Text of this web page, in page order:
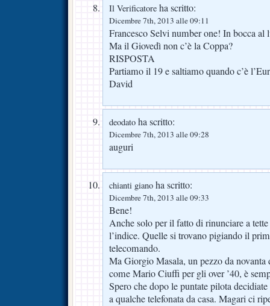
Il Verificatore ha scritto:
Dicembre 7th, 2013 alle 09:11
Francesco Selvi number one! In bocca al
Ma il Giovedì non c’è la Coppa?
RISPOSTA
Partiamo il 19 e saltiamo quando c’è
David
deodato ha scritto:
Dicembre 7th, 2013 alle 09:28
auguri
chianti giano ha scritto:
Dicembre 7th, 2013 alle 09:33
Bene!
Anche solo per il fatto di rinunciare a
l’indice. Quelle si trovano pigiando il
telecomando.
Ma Giorgio Masala, un pezzo da novanta
come Mario Ciuffi per gli over ’40, è
Spero che dopo le puntate pilota
a qualche telefonata da casa. Magari ci